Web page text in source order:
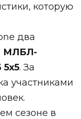
которую
два
МЛБЛ-
. За
участниками
сезоне в